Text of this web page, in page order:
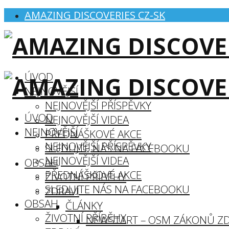
AMAZING DISCOVERIES CZ-SK
ÚVOD
NEJNOVĚJŠÍ
NEJNOVĚJŠÍ PŘÍSPĚVKY
NEJNOVĚJŠÍ VIDEA
PŘEDNÁŠKOVÉ AKCE
SLEDUJTE NÁS NA FACEBOOKU
OBSAH
ŽIVOTNÍ PŘÍBĚHY
ZDRAVÍ
ČLÁNKY
NEWSTART – OSM ZÁKONŮ
ÚVOD
NEJNOVĚJŠÍ
NEJNOVĚJŠÍ PŘÍSPĚVKY
NEJNOVĚJŠÍ VIDEA
PŘEDNÁŠKOVÉ AKCE
SLEDUJTE NÁS NA FACEBOOKU
OBSAH
ŽIVOTNÍ PŘÍBĚHY